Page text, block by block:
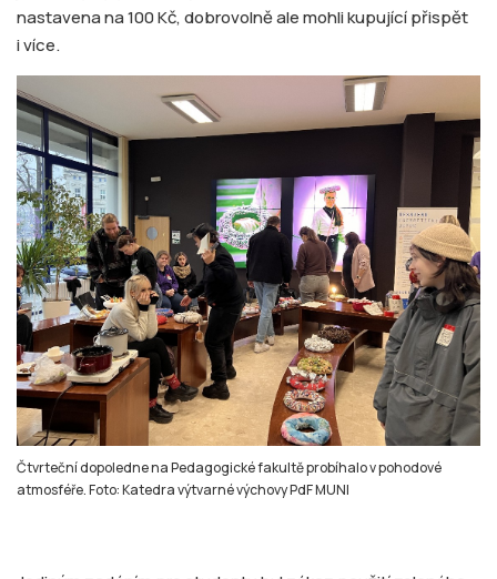
nastavena na 100 Kč, dobrovolně ale mohli kupující přispět
i více.
Čtvrteční dopoledne na Pedagogické fakultě probíhalo v pohodové
atmosféře. Foto: Katedra výtvarné výchovy PdF MUNI